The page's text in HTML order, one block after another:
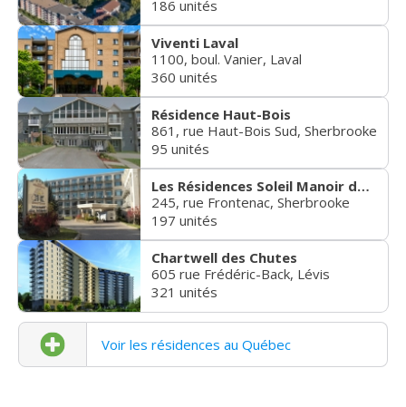
186 unités
Viventi Laval
1100, boul. Vanier, Laval
360 unités
Résidence Haut-Bois
861, rue Haut-Bois Sud, Sherbrooke
95 unités
Les Résidences Soleil Manoir du Musée
245, rue Frontenac, Sherbrooke
197 unités
Chartwell des Chutes
605 rue Frédéric-Back, Lévis
321 unités
Voir les résidences au Québec